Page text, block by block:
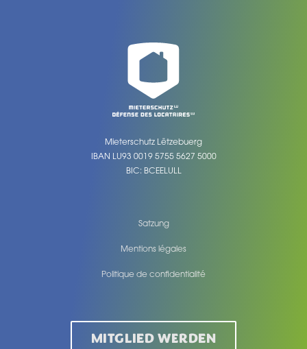
Mieterschutz Lëtzebuerg
IBAN LU93 0019 5755 5627 5000
BIC: BCEELULL
Satzung
Mentions légales
Politique de confidentialité
MITGLIED WERDEN